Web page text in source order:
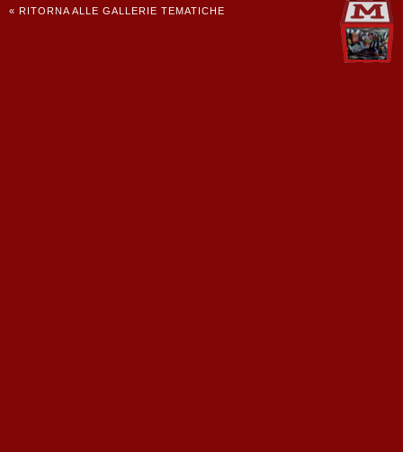
« RITORNA ALLE GALLERIE TEMATICHE